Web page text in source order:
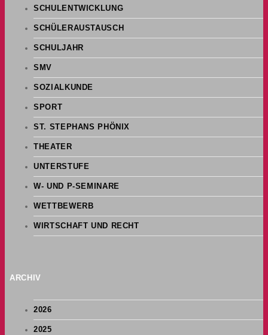
SCHULENTWICKLUNG
SCHÜLERAUSTAUSCH
SCHULJAHR
SMV
SOZIALKUNDE
SPORT
ST. STEPHANS PHÖNIX
THEATER
UNTERSTUFE
W- UND P-SEMINARE
WETTBEWERB
WIRTSCHAFT UND RECHT
ARCHIV
2026
2025